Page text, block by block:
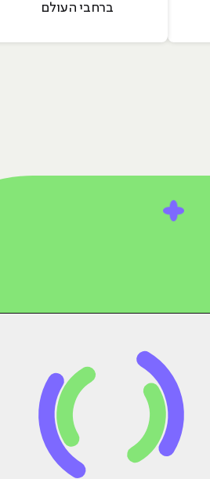
ברחבי העולם
קודמת בסליידר המלצות של הבוגרים